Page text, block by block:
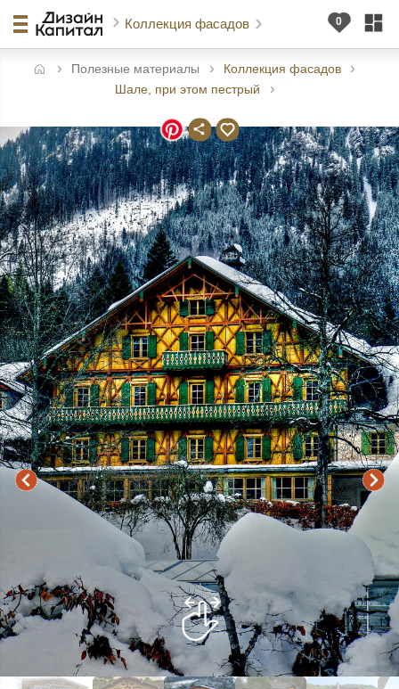
Коллекция фасадов
Полезные материалы
Коллекция фасадов
Шале, при этом пестрый